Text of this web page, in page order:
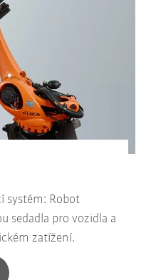
systém: Robot
sedadla pro vozidla a
zatížení.